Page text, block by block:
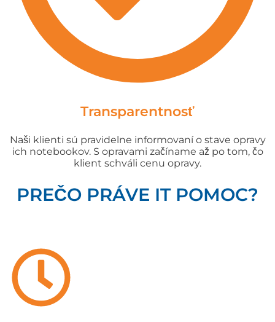
Transparentnosť
Naši klienti sú pravidelne informovaní o stave opravy
ich notebookov. S opravami začíname až po tom, čo
klient schváli cenu opravy.
PREČO PRÁVE IT POMOC?